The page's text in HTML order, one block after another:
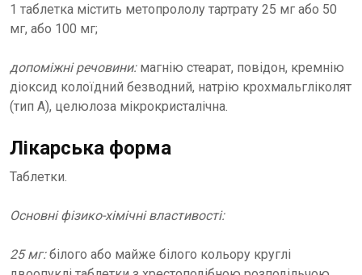
1 таблетка містить метопрололу тартрату 25 мг або 50
мг, або 100 мг;
допоміжні речовини:магнію стеарат, повідон, кремнію
діоксид колоїдний безводний, натрію крохмальгліколят
(тип А), целюлоза мікрокристалічна.
Лікарська форма
Таблетки.
Основні фізико-хімічні властивості:
25 мг:білого або майже білого кольору круглі